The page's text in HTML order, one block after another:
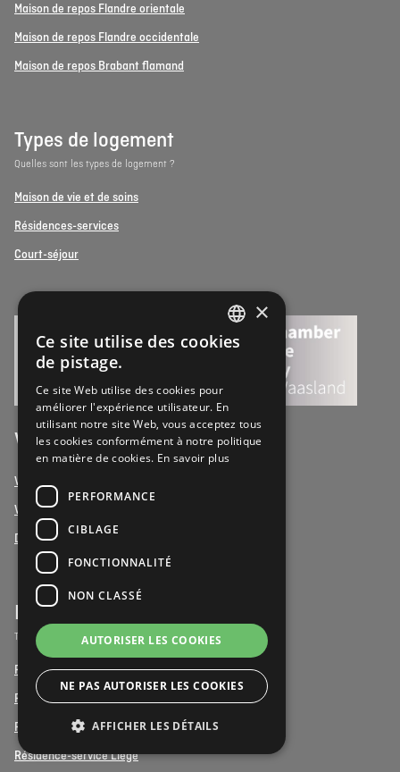
Maison de repos Flandre orientale
Maison de repos Flandre occidentale
Maison de repos Brabant flamand
Types de logement
Quelles sont les types de logement ?
Maison de vie et de soins
Résidences-services
Court-séjour
Votre quotidien
Votre quotidien
Vivez une journée avec nous
Devenez bénévole
Résidences-services
Trouver une résidence-service près de chez vous
Résidence-service Anvers
Résidence-service Bruxelles
Résidence-service Limbourg
Résidence-service Liège
DUTCH
×
Ce site utilise des cookies
de pistage.
Ce site Web utilise des cookies pour
améliorer l'expérience utilisateur. En
utilisant notre site Web, vous acceptez tous
les cookies conformément à notre politique
en matière de cookies. En savoir plus
PERFORMANCE
CIBLAGE
FONCTIONNALITÉ
NON CLASSÉ
AUTORISER LES COOKIES
NE PAS AUTORISER LES COOKIES
AFFICHER LES DÉTAILS